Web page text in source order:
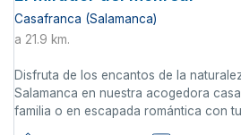
Casafranca (Salamanca)
a 21.9 km.
Disfruta de los encantos de la
Salamanca en nuestra acogedora
familia o en escapada romántica con